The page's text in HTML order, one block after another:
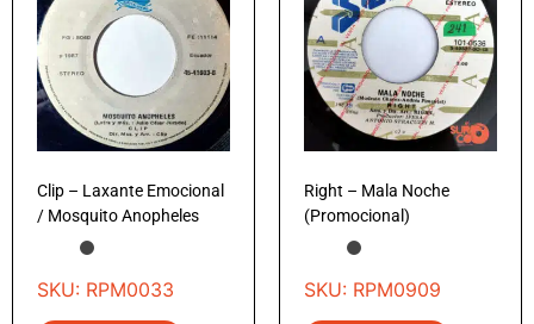
Clip – Laxante Emocional
/ Mosquito Anopheles
SKU: RPM0033
Right – Mala Noche
(Promocional)
SKU: RPM0909